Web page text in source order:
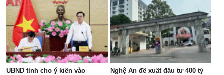
UBND tỉnh cho ý kiến vào
Nghệ An đề xuất đầu tư 400 tỷ